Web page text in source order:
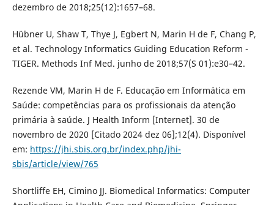
dezembro de 2018;25(12):1657–68.
Hübner U, Shaw T, Thye J, Egbert N, Marin H de F, Chang P,
et al. Technology Informatics Guiding Education Reform -
TIGER. Methods Inf Med. junho de 2018;57(S 01):e30–42.
Rezende VM, Marin H de F. Educação em Informática em
Saúde: competências para os profissionais da atenção
primária à saúde. J Health Inform [Internet]. 30 de
novembro de 2020 [Citado 2024 dez 06];12(4). Disponível
em: https://jhi.sbis.org.br/index.php/jhi-
sbis/article/view/765
Shortliffe EH, Cimino JJ. Biomedical Informatics: Computer